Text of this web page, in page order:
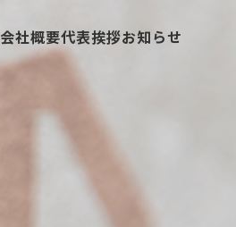
会社概要代表挨拶お知らせ